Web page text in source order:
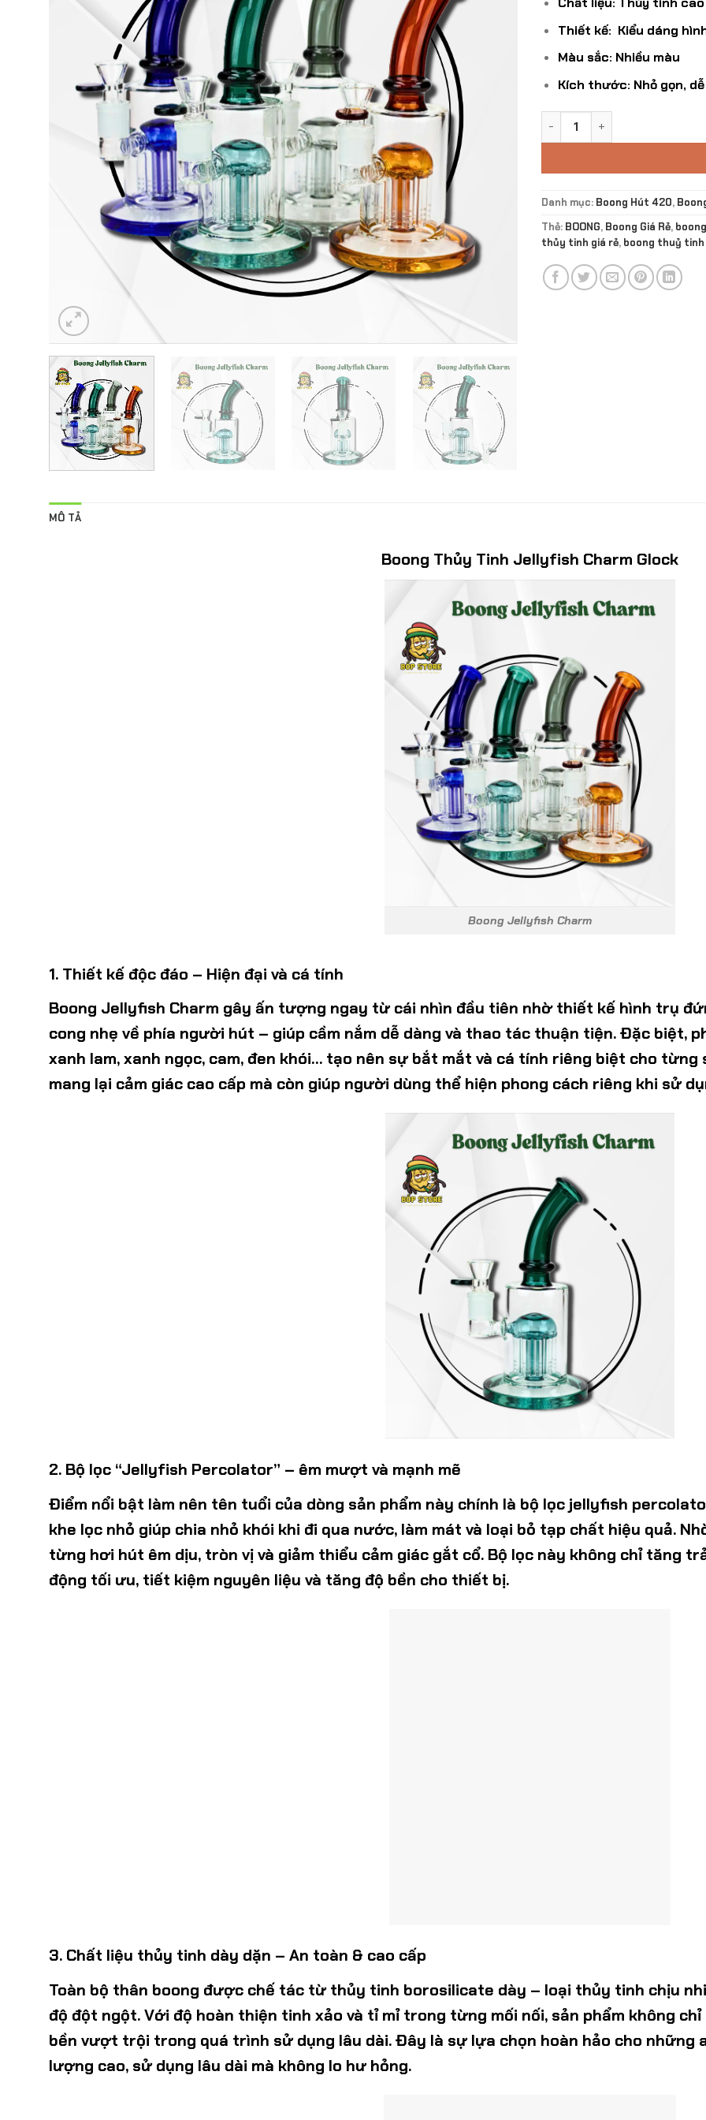
Thiết kế: Kiểu dáng
Màu sắc: Nhiều màu
Kích thước: Nhỏ gọn,
Boong Thủy Tinh Jellyfish
Danh mục: Boong Hút 420,
Thẻ: BOONG, Boong Giá Rẻ,
thủy tinh giá rẻ, boong thuỷ tinh
MÔ TẢ
Boong Thủy Tinh Jellyfish Charm Glock
Boong Jellyfish Charm
1. Thiết kế độc đáo – Hiện đại và cá tính
Boong Jellyfish Charm gây ấn tượng ngay từ cái nhìn đầu tiên nhờ thiết kế hình trụ
cong nhẹ về phía người hút – giúp cầm nắm dễ dàng và thao tác thuận tiện. Đặc biệt,
xanh lam, xanh ngọc, cam, đen khói… tạo nên sự bắt mắt và cá tính riêng biệt cho từng
mang lại cảm giác cao cấp mà còn giúp người dùng thể hiện phong cách riêng khi sử
2. Bộ lọc “Jellyfish Percolator” – êm mượt và mạnh mẽ
Điểm nổi bật làm nên tên tuổi của dòng sản phẩm này chính là bộ lọc jellyfish
khe lọc nhỏ giúp chia nhỏ khói khi đi qua nước, làm mát và loại bỏ tạp chất hiệu quả.
từng hơi hút êm dịu, tròn vị và giảm thiểu cảm giác gắt cổ. Bộ lọc này không chỉ tăng
động tối ưu, tiết kiệm nguyên liệu và tăng độ bền cho thiết bị.
3. Chất liệu thủy tinh dày dặn – An toàn & cao cấp
Toàn bộ thân boong được chế tác từthủy tinh borosilicate dày – loại thủy tinh chịu
độ đột ngột. Với độ hoàn thiện tinh xảo và tỉ mỉ trong từng mối nối, sản phẩm không
bền vượt trội trong quá trình sử dụng lâu dài. Đây là sự lựa chọn hoàn hảo cho những
lượng cao, sử dụng lâu dài mà không lo hư hỏng.